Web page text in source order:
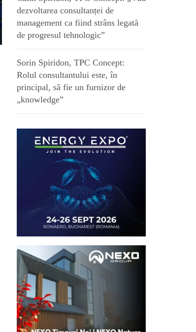
dezvoltarea consultanței de
management ca fiind strâns legată
de progresul tehnologic”
Sorin Spiridon, TPC Concept:
Rolul consultantului este, în
principal, să fie un furnizor de
„knowledge”